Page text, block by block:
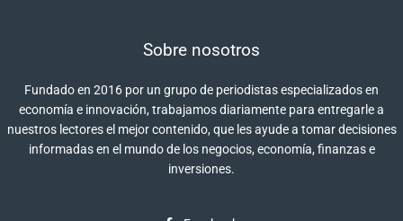
Sobre nosotros
Fundado en 2016 por un grupo de periodistas especializados en
economía e innovación, trabajamos diariamente para entregarle a
nuestros lectores el mejor contenido, que les ayude a tomar decisiones
informadas en el mundo de los negocios, economía, finanzas e
inversiones.